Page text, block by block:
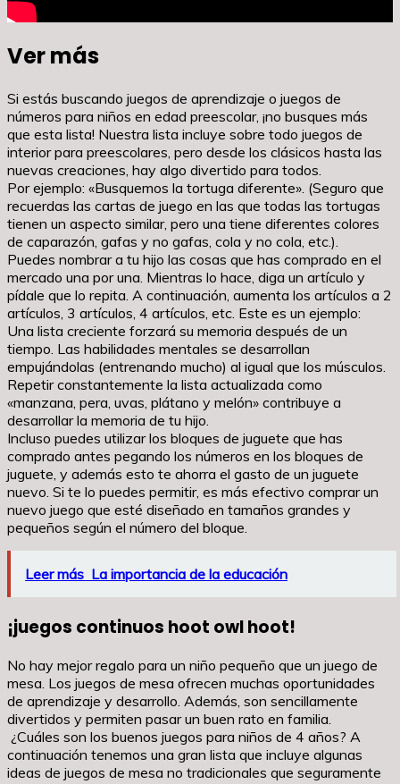
Ver más
Si estás buscando juegos de aprendizaje o juegos de
números para niños en edad preescolar, ¡no busques más
que esta lista! Nuestra lista incluye sobre todo juegos de
interior para preescolares, pero desde los clásicos hasta las
nuevas creaciones, hay algo divertido para todos.
Por ejemplo: «Busquemos la tortuga diferente». (Seguro que
recuerdas las cartas de juego en las que todas las tortugas
tienen un aspecto similar, pero una tiene diferentes colores
de caparazón, gafas y no gafas, cola y no cola, etc.).
Puedes nombrar a tu hijo las cosas que has comprado en el
mercado una por una. Mientras lo hace, diga un artículo y
pídale que lo repita. A continuación, aumenta los artículos a 2
artículos, 3 artículos, 4 artículos, etc. Este es un ejemplo:
Una lista creciente forzará su memoria después de un
tiempo. Las habilidades mentales se desarrollan
empujándolas (entrenando mucho) al igual que los músculos.
Repetir constantemente la lista actualizada como
«manzana, pera, uvas, plátano y melón» contribuye a
desarrollar la memoria de tu hijo.
Incluso puedes utilizar los bloques de juguete que has
comprado antes pegando los números en los bloques de
juguete, y además esto te ahorra el gasto de un juguete
nuevo. Si te lo puedes permitir, es más efectivo comprar un
nuevo juego que esté diseñado en tamaños grandes y
pequeños según el número del bloque.
Leer más La importancia de la educación
¡juegos continuos hoot owl hoot!
No hay mejor regalo para un niño pequeño que un juego de
mesa. Los juegos de mesa ofrecen muchas oportunidades
de aprendizaje y desarrollo. Además, son sencillamente
divertidos y permiten pasar un buen rato en familia.
¿Cuáles son los buenos juegos para niños de 4 años? A
continuación tenemos una gran lista que incluye algunas
ideas de juegos de mesa no tradicionales que seguramente